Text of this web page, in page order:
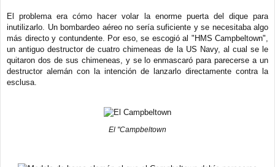
El problema era cómo hacer volar la enorme puerta del dique para
inutilizarlo. Un bombardeo aéreo no sería suficiente y se necesitaba algo
más directo y contundente. Por eso, se escogió al "HMS Campbeltown",
un antiguo destructor de cuatro chimeneas de la US Navy, al cual se le
quitaron dos de sus chimeneas, y se lo enmascaró para parecerse a un
destructor alemán con la intención de lanzarlo directamente contra la
esclusa.
El "Campbeltown